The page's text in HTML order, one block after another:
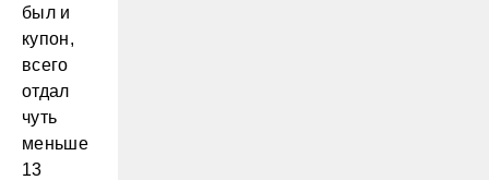
был и
купон,
всего
отдал
чуть
меньше
13